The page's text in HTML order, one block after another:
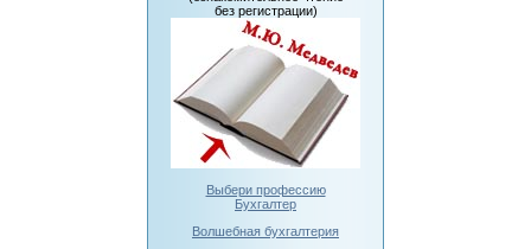
без регистрации)
Выбери профессию
Бухгалтер
Волшебная бухгалтерия